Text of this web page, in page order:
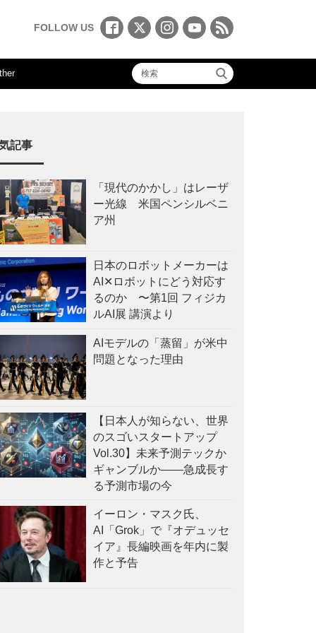
FOLLOW US
記事
「現代のかかし」はレーザ
ー光線 米国ペンシルベニ
ア州
日本のロボットメーカーは
AI✕ロボットにどう対応す
るのか 〜第1回 フィジカ
ルAI展 講演より
AIモデルの「蒸留」が米中
問題となった理由
【日本人が知らない、世界
のスゴいスタートアップ
Vol.30】未来予測テックか
ギャンブルか——急成長す
る予測市場の今
イーロン・マスク氏、
AI「Grok」で『オデュッセ
イア』長編映画を年内に製
作と予告